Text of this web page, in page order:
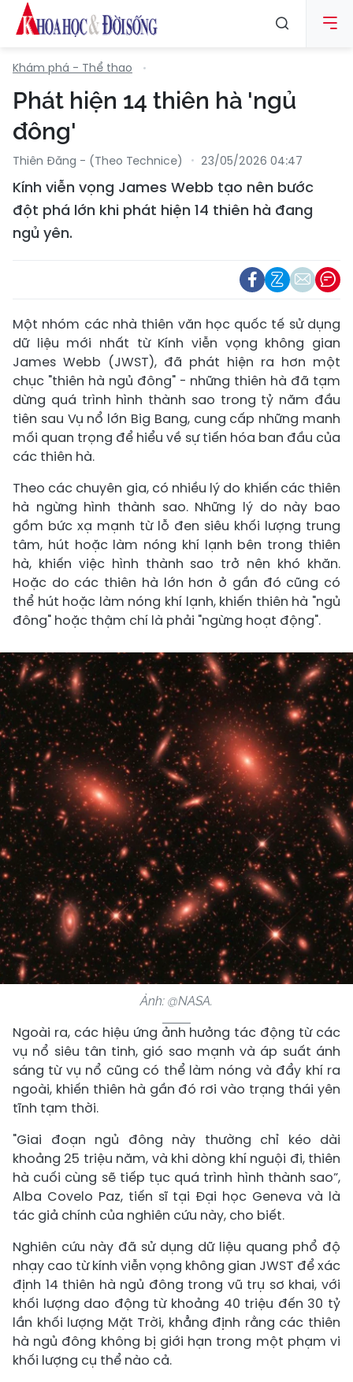
Khám phá - Thể thao
Phát hiện 14 thiên hà 'ngủ
đông'
Thiên Đăng - (Theo Technice) 23/05/2026 04:47
Kính viễn vọng James Webb tạo nên bước
đột phá lớn khi phát hiện 14 thiên hà đang
ngủ yên.
Một nhóm các nhà thiên văn học quốc tế sử dụng
dữ liệu mới nhất từ ​​Kính viễn vọng không gian
James Webb (JWST), đã phát hiện ra hơn một
chục "thiên hà ngủ đông" - những thiên hà đã tạm
dừng quá trình hình thành sao trong tỷ năm đầu
tiên sau Vụ nổ lớn Big Bang, cung cấp những manh
mối quan trọng để hiểu về sự tiến hóa ban đầu của
các thiên hà.
Theo các chuyên gia, có nhiều lý do khiến các thiên
hà ngừng hình thành sao. Những lý do này bao
gồm bức xạ mạnh từ lỗ đen siêu khối lượng trung
tâm, hút hoặc làm nóng khí lạnh bên trong thiên
hà, khiến việc hình thành sao trở nên khó khăn.
Hoặc do các thiên hà lớn hơn ở gần đó cũng có
thể hút hoặc làm nóng khí lạnh, khiến thiên hà "ngủ
đông" hoặc thậm chí là phải "ngừng hoạt động".
Ảnh: @NASA.
Ngoài ra, các hiệu ứng ảnh hưởng tác động từ các
vụ nổ siêu tân tinh, gió sao mạnh và áp suất ánh
sáng từ vụ nổ cũng có thể làm nóng và đẩy khí ra
ngoài, khiến thiên hà gần đó rơi vào trạng thái yên
tĩnh tạm thời.
"Giai đoạn ngủ đông này thường chỉ kéo dài
khoảng 25 triệu năm, và khi dòng khí nguội đi, thiên
hà cuối cùng sẽ tiếp tục quá trình hình thành sao”,
Alba Covelo Paz, tiến sĩ tại Đại học Geneva và là
tác giả chính của nghiên cứu này, cho biết.
Nghiên cứu này đã sử dụng dữ liệu quang phổ độ
nhạy cao từ kính viễn vọng không gian JWST để xác
định 14 thiên hà ngủ đông trong vũ trụ sơ khai, với
khối lượng dao động từ khoảng 40 triệu đến 30 tỷ
lần khối lượng Mặt Trời, khẳng định rằng các thiên
hà ngủ đông không bị giới hạn trong một phạm vi
khối lượng cụ thể nào cả.